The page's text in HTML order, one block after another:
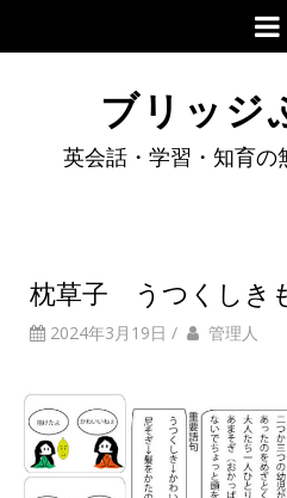
ブリッジ
英会話・学習・知育の
枕草子 うつくしき
2024年3月19日 / 管理人